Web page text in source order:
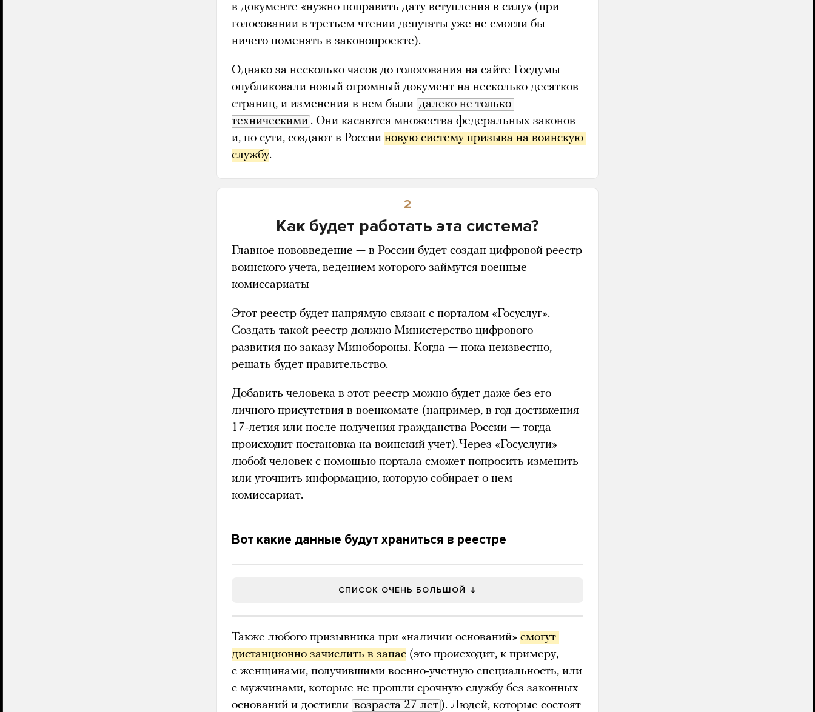
в документе «нужно поправить дату вступления в силу» (при
голосовании в третьем чтении депутаты уже не смогли бы
ничего поменять в законопроекте).
Однако за несколько часов до голосования на сайте Госдумы
опубликовали новый огромный документ на несколько десятков
страниц, и изменения в нем были далеко не только
техническими . Они касаются множества федеральных законов
и, по сути, создают в России новую систему призыва на воинскую
службу.
2
Как будет работать эта система?
Главное нововведение — в России будет создан цифровой реестр
воинского учета, ведением которого займутся военные
комиссариаты
Этот реестр будет напрямую связан с порталом «Госуслуг».
Создать такой реестр должно Министерство цифрового
развития по заказу Минобороны. Когда — пока неизвестно,
решать будет правительство.
Добавить человека в этот реестр можно будет даже без его
личного присутствия в военкомате (например, в год достижения
17-летия или после получения гражданства России — тогда
происходит постановка на воинский учет). Через «Госуслуги»
любой человек с помощью портала сможет попросить изменить
или уточнить информацию, которую собирает о нем
комиссариат.
Вот какие данные будут храниться в реестре
СПИСОК ОЧЕНЬ БОЛЬШОЙ
Также любого призывника при «наличии оснований» смогут
дистанционно зачислить в запас (это происходит, к примеру,
с женщинами, получившими военно-учетную специальность, или
с мужчинами, которые не прошли срочную службу без законных
оснований и достигли возраста 27 лет ). Людей, которые состоят